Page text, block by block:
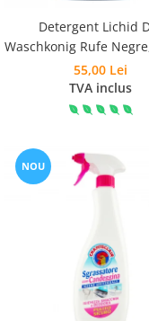
Detergent Lichid
Waschkonig Rufe
110 Spalari
55,00 Lei
TVA inclus
NOU